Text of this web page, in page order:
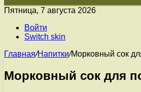
Пятница, 7 августа 2026
Войти
Switch skin
Главная/Напитки/Морковный сок
Морковный сок для